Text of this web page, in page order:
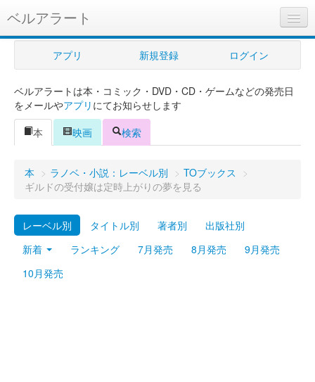
ベルアラート
ベルアラートとは
ヘルプ
新規登録
ログイン
購入管理
Myシェルフ
プレミアム
アプリ 新規登録 ログイン
ベルアラートは本・コミック・DVD・CD・ゲームなどの発売日
をメールやアプリ にてお知らせします
本
映画 検索
本 > ラノベ・小説：レーベル別 > TOブックス
>
ギルドの受付嬢は定時上がりの夢を見る
レーベル別 タイトル別 著者別
出版社別
新着
ランキング 7月発売 8月発売
9月発売
10月発売